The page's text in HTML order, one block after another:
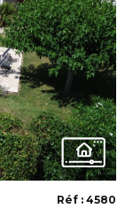
Réf : 4580